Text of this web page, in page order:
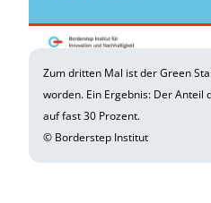
Zum dritten Mal ist der Green
worden. Ein Ergebnis: Der Anteil
auf fast 30 Prozent.
© Borderstep Institut